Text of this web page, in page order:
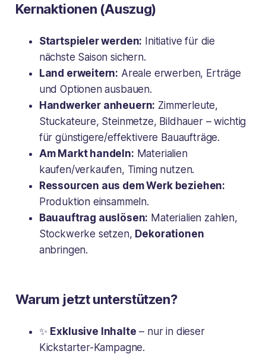
Kernaktionen (Auszug)
Startspieler werden: Initiative für die
nächste Saison sichern.
Land erweitern: Areale erwerben, Erträge
und Optionen ausbauen.
Handwerker anheuern: Zimmerleute,
Stuckateure, Steinmetze, Bildhauer – wichtig
für günstigere/effektivere Bauaufträge.
Am Markt handeln: Materialien
kaufen/verkaufen, Timing nutzen.
Ressourcen aus dem Werk beziehen:
Produktion einsammeln.
Bauauftrag auslösen: Materialien zahlen,
Stockwerke setzen, Dekorationen
anbringen.
Warum jetzt unterstützen?
✨ Exklusive Inhalte – nur in dieser
Kickstarter-Kampagne.